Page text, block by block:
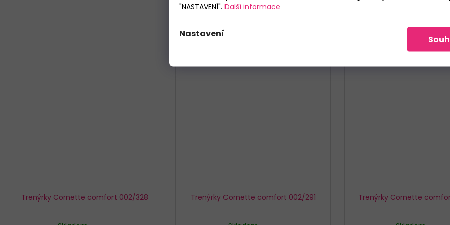
"NASTAVENÍ". Další informace
Nastavení
Trenýrky Cornette comfort 002/328 Trenýrky Cornette comfort 002/291 Trenýrky Cornette